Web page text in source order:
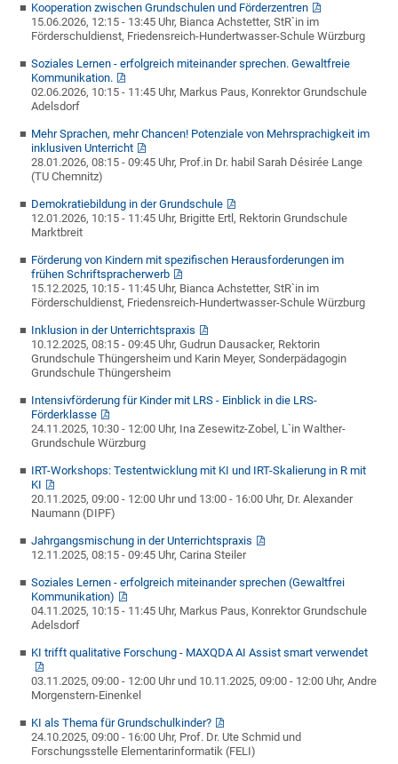
Kooperation zwischen Grundschulen und Förderzentren
15.06.2026, 12:15 - 13:45 Uhr, Bianca Achstetter, StR`in im
Förderschuldienst, Friedensreich-Hundertwasser-Schule Würzburg
Soziales Lernen - erfolgreich miteinander sprechen. Gewaltfreie
Kommunikation.
02.06.2026, 10:15 - 11:45 Uhr, Markus Paus, Konrektor Grundschule
Adelsdorf
Mehr Sprachen, mehr Chancen! Potenziale von Mehrsprachigkeit im
inklusiven Unterricht
28.01.2026, 08:15 - 09:45 Uhr, Prof.in Dr. habil Sarah Désirée Lange
(TU Chemnitz)
Demokratiebildung in der Grundschule
12.01.2026, 10:15 - 11:45 Uhr, Brigitte Ertl, Rektorin Grundschule
Marktbreit
Förderung von Kindern mit spezifischen Herausforderungen im
frühen Schriftspracherwerb
15.12.2025, 10:15 - 11:45 Uhr, Bianca Achstetter, StR`in im
Förderschuldienst, Friedensreich-Hundertwasser-Schule Würzburg
Inklusion in der Unterrichtspraxis
10.12.2025, 08:15 - 09:45 Uhr, Gudrun Dausacker, Rektorin
Grundschule Thüngersheim und Karin Meyer, Sonderpädagogin
Grundschule Thüngersheim
Intensivförderung für Kinder mit LRS - Einblick in die LRS-
Förderklasse
24.11.2025, 10:30 - 12:00 Uhr, Ina Zesewitz-Zobel, L`in Walther-
Grundschule Würzburg
IRT-Workshops: Testentwicklung mit KI und IRT-Skalierung in R mit
KI
20.11.2025, 09:00 - 12:00 Uhr und 13:00 - 16:00 Uhr, Dr. Alexander
Naumann (DIPF)
Jahrgangsmischung in der Unterrichtspraxis
12.11.2025, 08:15 - 09:45 Uhr, Carina Steiler
Soziales Lernen - erfolgreich miteinander sprechen (Gewaltfrei
Kommunikation)
04.11.2025, 10:15 - 11:45 Uhr, Markus Paus, Konrektor Grundschule
Adelsdorf
KI trifft qualitative Forschung - MAXQDA AI Assist smart verwendet
03.11.2025, 09:00 - 12:00 Uhr und 10.11.2025, 09:00 - 12:00 Uhr, Andre
Morgenstern-Einenkel
KI als Thema für Grundschulkinder?
24.10.2025, 09:00 - 16:00 Uhr, Prof. Dr. Ute Schmid und
Forschungsstelle Elementarinformatik (FELI)